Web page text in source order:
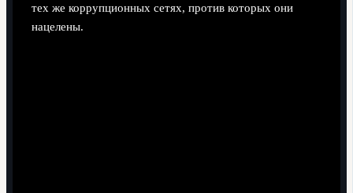
тех же коррупционных сетях, против которых они
нацелены.